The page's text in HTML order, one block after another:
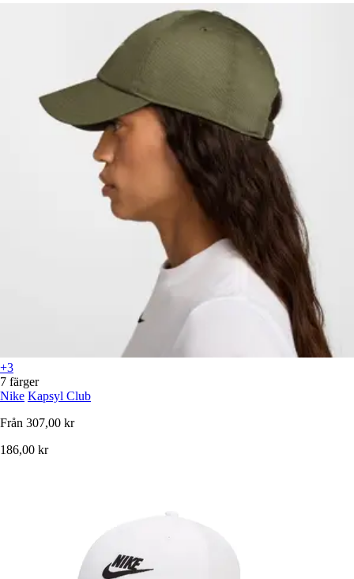
+3
7 färger
Nike Kapsyl Club
Från 307,00 kr
186,00 kr